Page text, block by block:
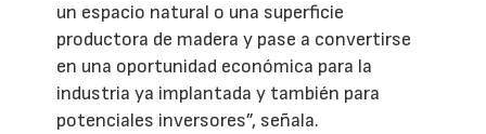
un espacio natural o una superficie
productora de madera y pase a convertirse
en una oportunidad económica para la
industria ya implantada y también para
potenciales inversores”, señala.